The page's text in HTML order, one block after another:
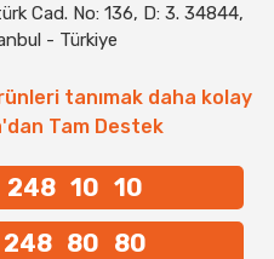
Cad. No: 136, D: 3. 34844,
- Türkiye
tanımak daha kolay
Tam Destek
10 10
80 80